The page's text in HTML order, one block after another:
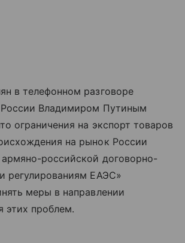
в телефонном разговоре
России Владимиром Путиным
ограничения на экспорт товаров
на рынок России
армяно-российской договорно-
регулированиям ЕАЭС»
меры в направлении
этих проблем.